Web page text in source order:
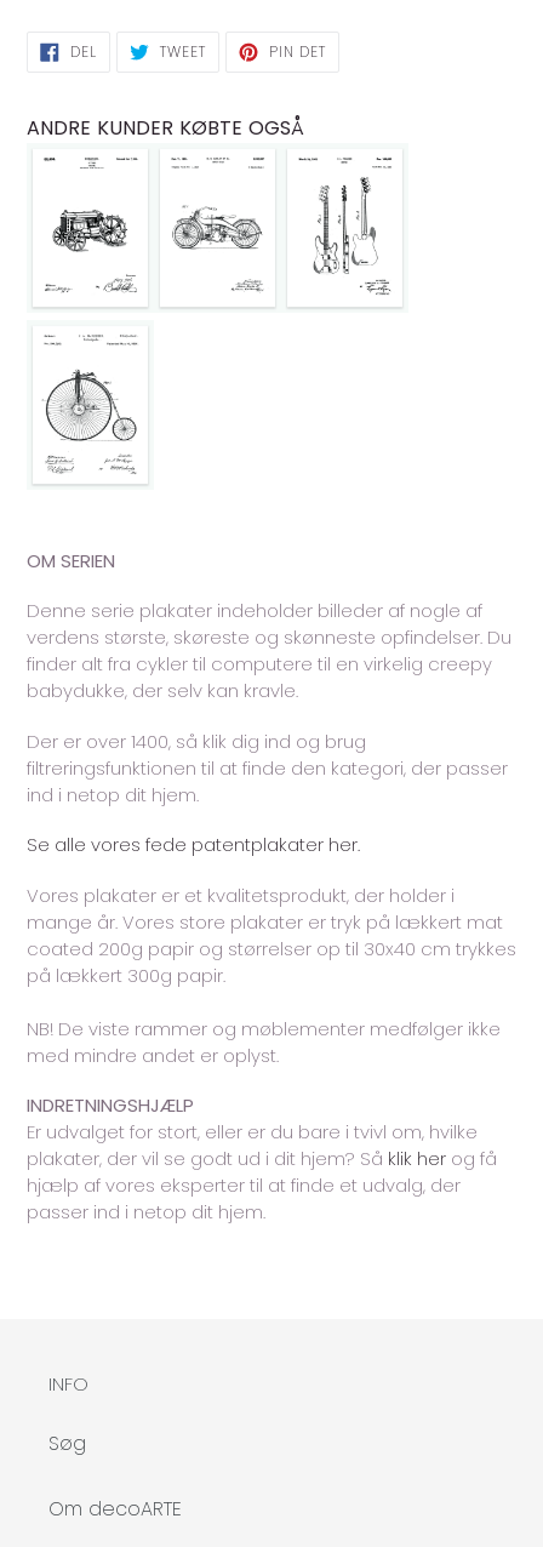
DEL
PÅ
TWEETTWEET PIN DET
ANDRE KUNDER KØBTE OGSÅ
OM SERIEN
Denne serie plakater indeholder billeder af nogle af
verdens største, skøreste og skønneste opfindelser. Du
finder alt fra cykler til computere til en virkelig creepy
babydukke, der selv kan kravle.
Der er over 1400, så klik dig ind og brug
filtreringsfunktionen til at finde den kategori, der passer
ind i netop dit hjem.
Se alle vores fede patentplakater her.
Vores plakater er et kvalitetsprodukt, der holder i
mange år. Vores store plakater er tryk på lækkert mat
coated 200g papir og størrelser op til 30x40 cm trykkes
på lækkert 300g papir.
NB! De viste rammer og møblementer medfølger ikke
med mindre andet er oplyst.
INDRETNINGSHJÆLP
Er udvalget for stort, eller er du bare i tvivl om, hvilke
plakater, der vil se godt ud i dit hjem? Så klik her og få
hjælp af vores eksperter til at finde et udvalg, der
passer ind i netop dit hjem.
INFO
Søg
Om decoARTE